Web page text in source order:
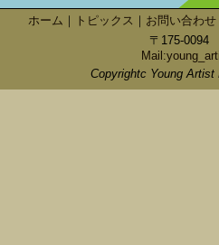
ホーム ｜ トピックス ｜ お問い合わせ
〒175-
Copyrightc Young